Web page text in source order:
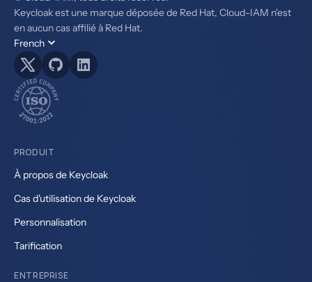
Keycloak est une marque déposée de Red Hat, Cloud-IAM n'est
en aucun cas affilié à Red Hat.
French
PRODUIT
À propos de Keycloak
Cas d'utilisation de Keycloak
Personnalisation
Tarification
ENTREPRISE